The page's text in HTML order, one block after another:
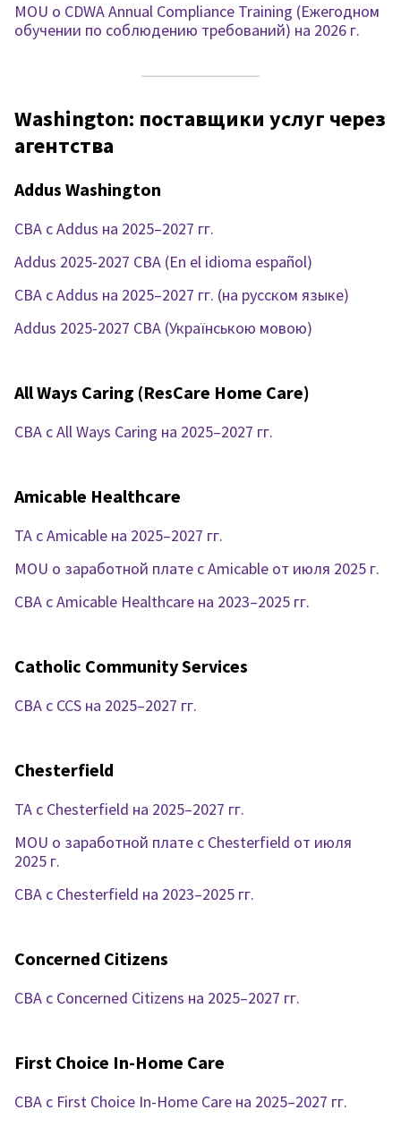
MOU о CDWA Annual Compliance Training (Ежегодном
обучении по соблюдению требований) на 2026 г.
Washington: поставщики услуг через
агентства
Addus Washington
CBA с Addus на 2025–2027 гг.
Addus 2025-2027 CBA (En el idioma español)
CBA с Addus на 2025–2027 гг. (на русском языке)
Addus 2025-2027 CBA (Українською мовою)
All Ways Caring (ResCare Home Care)
CBA с All Ways Caring на 2025–2027 гг.
Amicable Healthcare
TA с Amicable на 2025–2027 гг.
MOU о заработной плате с Amicable от июля 2025 г.
CBA с Amicable Healthcare на 2023–2025 гг.
Catholic Community Services
CBA с CCS на 2025–2027 гг.
Chesterfield
TA с Chesterfield на 2025–2027 гг.
MOU о заработной плате с Chesterfield от июля
2025 г.
CBA с Chesterfield на 2023–2025 гг.
Concerned Citizens
CBA с Concerned Citizens на 2025–2027 гг.
First Choice In-Home Care
CBA с First Choice In-Home Care на 2025–2027 гг.